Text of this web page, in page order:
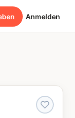
Anmelden